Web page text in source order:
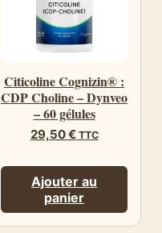
Citicoline Cognizin® :
CDP Choline – Dynveo
– 60 gélules
29,50€ TTC
Ajouter au
panier